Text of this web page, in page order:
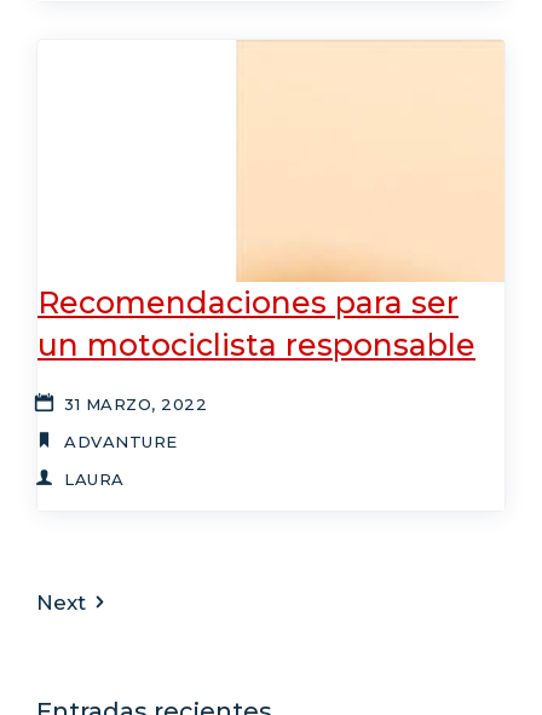
Recomendaciones para ser
un motociclista responsable
31 MARZO, 2022
ADVANTURE
LAURA
Next